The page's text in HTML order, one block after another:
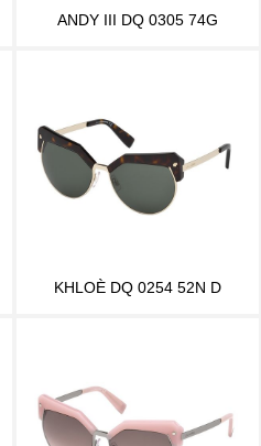
ANDY III DQ 0305 74G
KHLOÈ DQ 0254 52N D